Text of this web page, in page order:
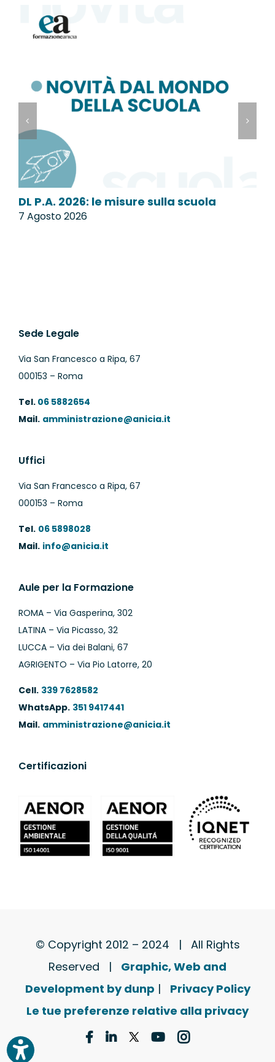
DL P.A. 2026: le misure sulla scuola
7 Agosto 2026
Sede Legale
Via San Francesco a Ripa, 67
000153 – Roma
Tel.06 5882654
Mail. amministrazione@anicia.it
Uffici
Via San Francesco a Ripa, 67
000153 – Roma
Tel. 06 5898028
Mail. info@anicia.it
Aule per la Formazione
ROMA – Via Gasperina, 302
LATINA – Via Picasso, 32
LUCCA – Via dei Balani, 67
AGRIGENTO – Via Pio Latorre, 20
Cell. 339 7628582
WhatsApp. 351 9417441
Mail. amministrazione@anicia.it
Certificazioni
© Copyright 2012 – 2024 | All Rights
Reserved | Graphic, Web and
Development by dunp | Privacy Policy
Le tue preferenze relative alla privacy